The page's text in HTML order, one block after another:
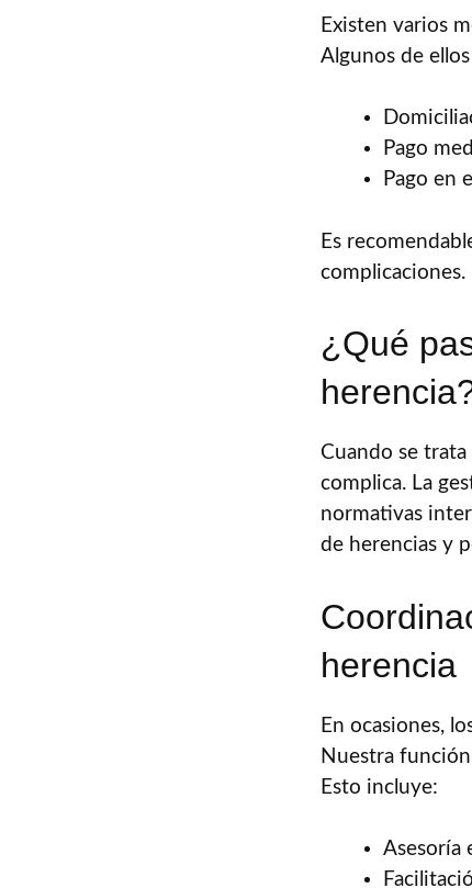
Existen varios
Algunos de
Pago
Pago en
Es
complicaciones.
¿Qué
Cuando se
complica. La
normativas
de herencias y
herencia
En ocasiones,
Nuestra
Esto incluye:
Asesoría